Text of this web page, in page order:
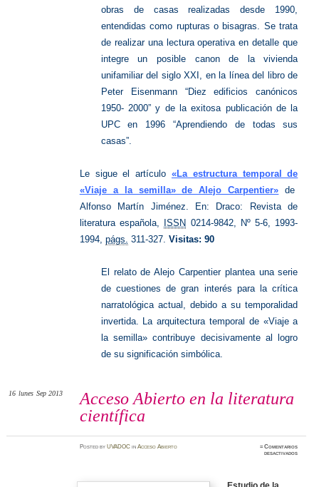
obras de casas realizadas desde 1990,
entendidas como rupturas o bisagras. Se trata
de realizar una lectura operativa en detalle que
integre un posible canon de la vivienda
unifamiliar del siglo XXI, en la línea del libro de
Peter Eisenmann “Diez edificios canónicos
1950- 2000” y de la exitosa publicación de la
UPC en 1996 “Aprendiendo de todas sus
casas”.
Le sigue el artículo «La estructura temporal de
«Viaje a la semilla» de Alejo Carpentier»
de
Alfonso Martín Jiménez. En: Draco: Revista de
literatura española,
ISSN 0214-9842, Nº 5-6, 1993-
1994, págs. 311-327. Visitas: 90
El relato de Alejo Carpentier plantea una serie
de cuestiones de gran interés para la crítica
narratológica actual, debido a su temporalidad
invertida. La arquitectura temporal de «Viaje a
la semilla» contribuye decisivamente al logro
de su significación simbólica.
Acceso Abierto en la literatura
científica
16 lunes Sep 2013
PostedbyUVADOC inAcceso Abierto ≈Comentarios
desactivadosen